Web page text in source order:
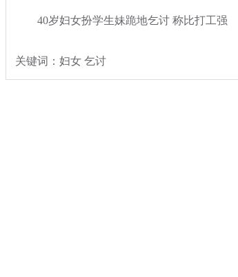
40岁妇女扮学生妹跪地乞讨 称比打工强
关键词：妇女 乞讨